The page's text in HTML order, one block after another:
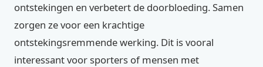
ontstekingen en verbetert de doorbloeding. Samen
zorgen ze voor een krachtige
ontstekingsremmende werking. Dit is vooral
interessant voor sporters of mensen met